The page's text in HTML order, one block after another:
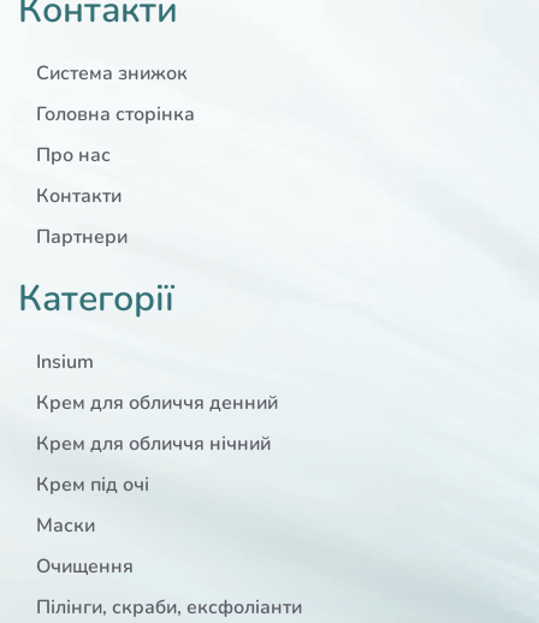
Контакти
Система знижок
Головна сторінка
Про нас
Контакти
Партнери
Категорії
Insium
Крем для обличчя денний
Крем для обличчя нічний
Крем під очі
Маски
Очищення
Пілінги, скраби, ексфоліанти